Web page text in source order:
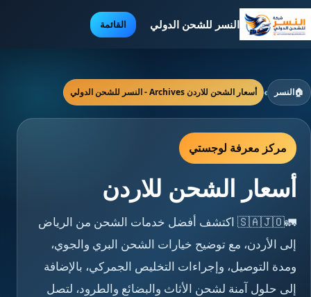
النسر للشحن الدولي القائمة
🏠النسر › أسعار الشحن للاردن Archives - النسر للشحن الدولي
مركز معرفة لوجستي
أسعار الشحن للاردن
🚛🇸🇦🇯🇴 اكتشف أفضل خدمات الشحن من الرياض
إلى الأردن، مع توضيح خيارات الشحن البري والجوي،
ومدة التوصيل، وإجراءات التخليص الجمركي، بالإضافة
إلى حلول آمنة لشحن الأثاث والبضائع والطرود، لتصل